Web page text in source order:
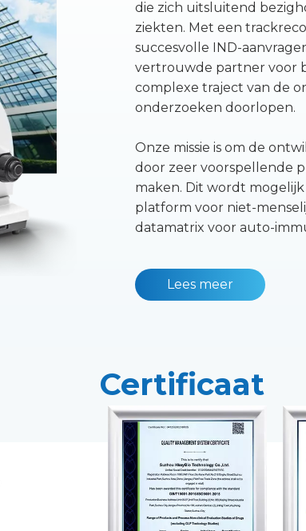
die zich uitsluitend
ziekten. Met een
succesvolle IND-
vertrouwde partner voor
complexe traject van de
onderzoeken doorlopen.
Onze missie is om de
door zeer voorspellende
maken. Dit wordt
platform voor niet-
datamatrix voor auto-
Lees meer
Certificaat